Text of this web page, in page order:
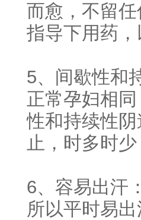
而愈，不留
指导下用药
5、间歇性和
正常孕妇相
性和持续性
止，时多时
6、容易出汗
所以平时易